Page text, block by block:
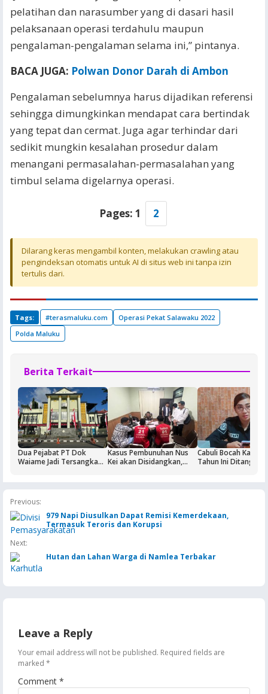
pelatihan dan narasumber yang di dasari hasil
pelaksanaan operasi terdahulu maupun
pengalaman-pengalaman selama ini,” pintanya.
BACA JUGA: Polwan Donor Darah di Ambon
Pengalaman sebelumnya harus dijadikan referensi
sehingga dimungkinkan mendapat cara bertindak
yang tepat dan cermat. Juga agar terhindar dari
sedikit mungkin kesalahan prosedur dalam
menangani permasalahan-permasalahan yang
timbul selama digelarnya operasi.
Pages: 1 2
Dilarang keras mengambil konten, melakukan crawling atau
pengindeksan otomatis untuk AI di situs web ini tanpa izin
tertulis dari.
Tags: #terasmaluku.com
Operasi Pekat Salawaku 2022
Polda Maluku
Berita Terkait
Dua Pejabat PT Dok
Waiame Jadi Tersangka
Kasus Pembunuhan Nus
Kei akan Disidangkan,
Cabuli Bocah Kakek
Tahun Ini Ditangkap
Previous:
979 Napi Diusulkan Dapat Remisi Kemerdekaan,
Termasuk Teroris dan Korupsi
Next:
Hutan dan Lahan Warga di Namlea Terbakar
Leave a Reply
Your email address will not be published. Required fields are
marked *
Comment *